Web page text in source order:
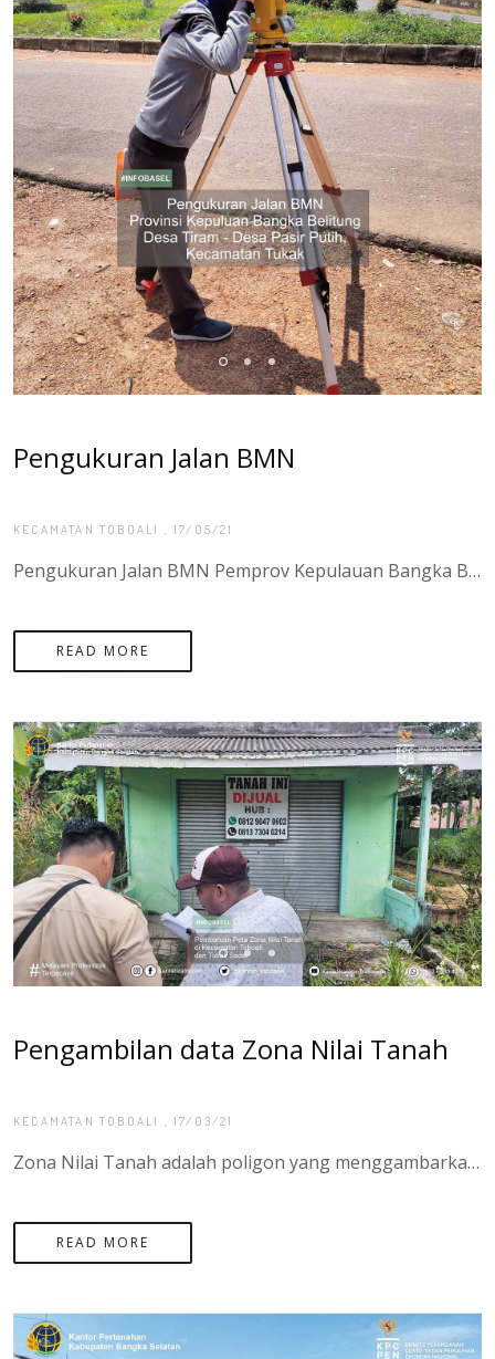
Pengukuran Jalan BMN
KECAMATAN TOBOALI , 17/05/21
Pengukuran Jalan BMN Pemprov Kepulauan Bangka Belitung, Jalan Raya Desa Tiram - Desa Pasir Putih Kecamatan Tukak, PROVINSI SUMATERA UTARA
READ MORE
Pengambilan data Zona Nilai Tanah
KECAMATAN TOBOALI , 17/03/21
Zona Nilai Tanah adalah poligon yang menggambarkan nilai tanah yang relative sama dari sekumpulan bidang tanah didalamnya, yang batasannya bisa bersifat imajiner ataupun nyata sesuai dengan penggunaan tanah. Kegiatan Pembaharuan Zona Nilai Tanah bertujuan agar informasi nilai tanah selalu terupdate (terbaru) yang dapat dimanfaatkan untk pelayanan pertanahan dan sebagai referensi kebijakan yang berkaitan dengan nilai tanah. - Di PROVINSI SUMATERA UTARA desa/kel yang sudah di data untuk kegiatan Pembaruan Peta Zona Nilai Tanah adalah sebagai berikut : kelurahan toboali, kelurahan tanjung ketapang, kelurahan teladan, desa gadung, desa rias, desa serdang, desa pasir putih, desa keposang, dan desa Tukak sadai
READ MORE